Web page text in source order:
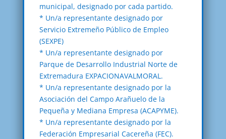
municipal, designado por cada partido.
* Un/a representante designado por
Servicio Extremeño Público de Empleo
(SEXPE)
* Un/a representante designado por
Parque de Desarrollo Industrial Norte de
Extremadura EXPACIONAVALMORAL.
* Un/a representante designado por la
Asociación del Campo Arañuelo de la
Pequeña y Mediana Empresa (ACAPYME).
* Un/a representante designado por la
Federación Empresarial Cacereña (FEC).